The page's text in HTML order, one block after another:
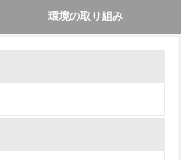
環境の取り組み